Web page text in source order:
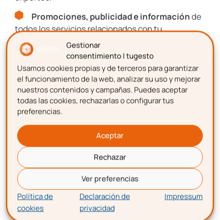
Gestionar
consentimiento | tugesto
Usamos cookies propias y de terceros para garantizar
el funcionamiento de la web, analizar su uso y mejorar
nuestros contenidos y campañas. Puedes aceptar
todas las cookies, rechazarlas o configurar tus
preferencias.
Aceptar
Rechazar
Ver preferencias
Política de
cookies
Declaración de
privacidad
Impressum
Laboral
Impagos
Consultas
Legales
Protección
Datos
I+D+I
Promociones, publicidad e informaciónde
todos los servicios relacionados con tu
emprendimiento.
Nombre
Apellidos
Correo electrónico
Aceptación de términos y condiciones